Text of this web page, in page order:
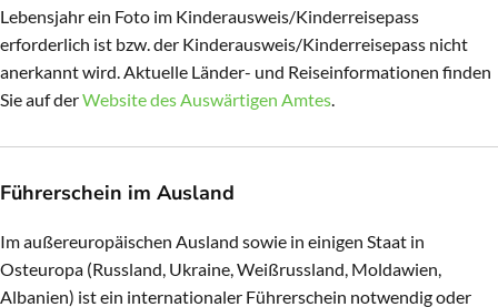
Lebensjahr ein Foto im Kinderausweis/Kinderreisepass
erforderlich ist bzw. der Kinderausweis/Kinderreisepass nicht
anerkannt wird. Aktuelle Länder- und Reiseinformationen finden
Sie auf derWebsite des Auswärtigen Amtes.
Führerschein im Ausland
Im außereuropäischen Ausland sowie in einigen Staat in
Osteuropa (Russland, Ukraine, Weißrussland, Moldawien,
Albanien) ist ein internationaler Führerschein notwendig oder